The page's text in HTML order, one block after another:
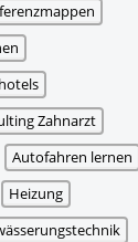
hotels
Zahnarzt
Autofahren lernen
Heizung